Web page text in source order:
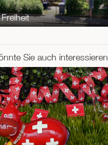
Sie auch interessieren